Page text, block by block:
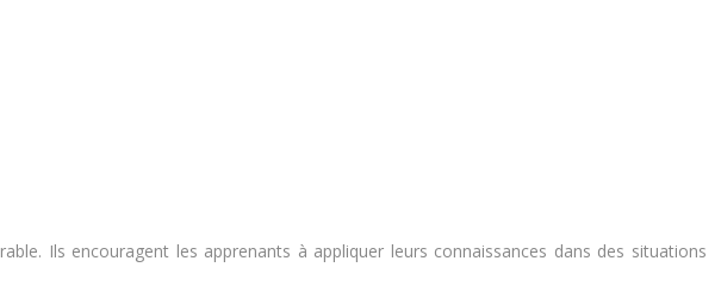
Ils encouragent les apprenants à appliquer leurs connaissances dans des situations